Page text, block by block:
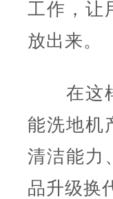
工作，让
放出来。
在这样
能洗地
清洁能力
品升级换